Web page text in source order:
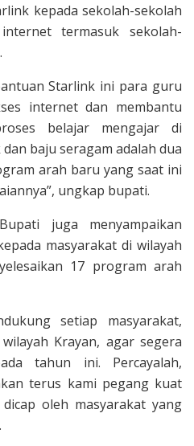
kepada sekolah-sekolah
termasuk sekolah-
Starlink ini para guru
internet dan membantu
belajar mengajar di
baju seragam adalah dua
arah baru yang saat ini
ungkap bupati.
juga menyampaikan
masyarakat di wilayah
17 program arah
setiap masyarakat,
Krayan, agar segera
tahun ini. Percayalah,
terus kami pegang kuat
oleh masyarakat yang